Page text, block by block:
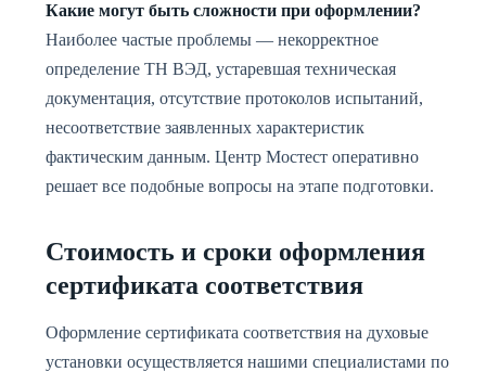
Какие могут быть сложности при оформлении?
Наиболее частые проблемы — некорректное
определение ТН ВЭД, устаревшая техническая
документация, отсутствие протоколов испытаний,
несоответствие заявленных характеристик
фактическим данным. Центр Мостест оперативно
решает все подобные вопросы на этапе подготовки.
Стоимость и сроки оформления
сертификата соответствия
Оформление сертификата соответствия на духовые
установки осуществляется нашими специалистами по